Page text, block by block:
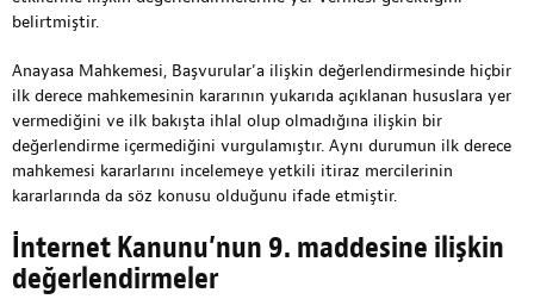
belirtmiştir.
Anayasa Mahkemesi, Başvurular’a ilişkin değerlendirmesinde hiçbir
ilk derece mahkemesinin kararının yukarıda açıklanan hususlara yer
vermediğini ve ilk bakışta ihlal olup olmadığına ilişkin bir
değerlendirme içermediğini vurgulamıştır. Aynı durumun ilk derece
mahkemesi kararlarını incelemeye yetkili itiraz mercilerinin
kararlarında da söz konusu olduğunu ifade etmiştir.
İnternet Kanunu’nun 9. maddesine ilişkin
değerlendirmeler